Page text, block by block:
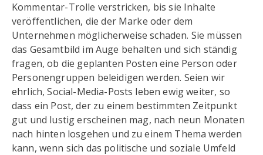
Kommentar-Trolle verstricken, bis sie Inhalte
veröffentlichen, die der Marke oder dem
Unternehmen möglicherweise schaden. Sie müssen
das Gesamtbild im Auge behalten und sich ständig
fragen, ob die geplanten Posten eine Person oder
Personengruppen beleidigen werden. Seien wir
ehrlich, Social-Media-Posts leben ewig weiter, so
dass ein Post, der zu einem bestimmten Zeitpunkt
gut und lustig erscheinen mag, nach neun Monaten
nach hinten losgehen und zu einem Thema werden
kann, wenn sich das politische und soziale Umfeld